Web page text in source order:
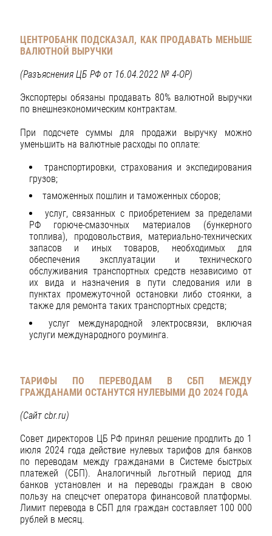
ЦЕНТРОБАНК ПОДСКАЗАЛ, КАК ПРОДАВАТЬ МЕНЬШЕ
ВАЛЮТНОЙ ВЫРУЧКИ
(Разъяснения ЦБ РФ от 16.04.2022 № 4-ОР)
Экспортеры обязаны продавать 80% валютной выручки
по внешнеэкономическим контрактам.
При подсчете суммы для продажи выручку можно
уменьшить на валютные расходы по оплате:
транспортировки, страхования и экспедирования
грузов;
таможенных пошлин и таможенных сборов;
услуг, связанных с приобретением за пределами
РФ горюче-смазочных материалов (бункерного
топлива), продовольствия, материально-технических
запасов и иных товаров, необходимых для
обеспечения эксплуатации и технического
обслуживания транспортных средств независимо от
их вида и назначения в пути следования или в
пунктах промежуточной остановки либо стоянки, а
также для ремонта таких транспортных средств;
услуг международной электросвязи, включая
услуги международного роуминга.
ТАРИФЫ ПО ПЕРЕВОДАМ В СБП МЕЖДУ
ГРАЖДАНАМИ ОСТАНУТСЯ НУЛЕВЫМИ ДО 2024 ГОДА
(Сайт cbr.ru)
Совет директоров ЦБ РФ принял решение продлить до 1
июля 2024 года действие нулевых тарифов для банков
по переводам между гражданами в Системе быстрых
платежей (СБП). Аналогичный льготный период для
банков установлен и на переводы граждан в свою
пользу на спецсчет оператора финансовой платформы.
Лимит перевода в СБП для граждан составляет 100 000
рублей в месяц.